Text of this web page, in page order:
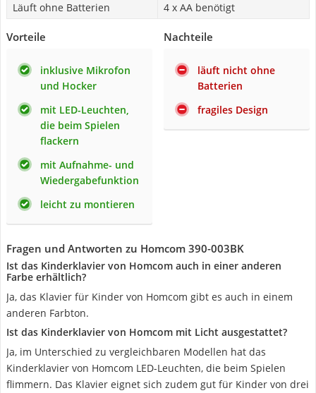
Läuft ohne Batterien
4 x AA benötigt
Vorteile
inklusive Mikrofon
und Hocker
mit LED-Leuchten,
die beim Spielen
flackern
mit Aufnahme- und
Wiedergabefunktion
leicht zu montieren
Nachteile
läuft nicht ohne
Batterien
fragiles Design
Fragen und Antworten zu Homcom ‎390-003BK
Ist das Kinderklavier von Homcom auch in einer anderen
Farbe erhältlich?
Ja, das Klavier für Kinder von Homcom gibt es auch in einem
anderen Farbton.
Ist das Kinderklavier von Homcom mit Licht ausgestattet?
Ja, im Unterschied zu vergleichbaren Modellen hat das
Kinderklavier von Homcom LED-Leuchten, die beim Spielen
flimmern. Das Klavier eignet sich zudem gut für Kinder von drei